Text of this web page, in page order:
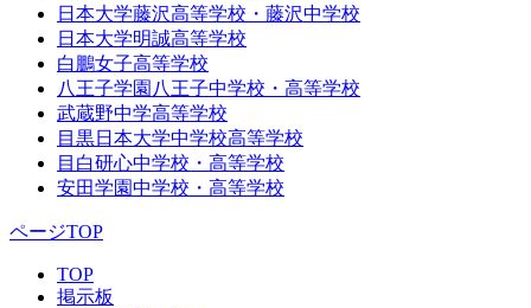
日本大学藤沢高等学校・藤沢中学校
日本大学明誠高等学校
白鵬女子高等学校
八王子学園八王子中学校・高等学校
武蔵野中学高等学校
目黒日本大学中学校高等学校
目白研心中学校・高等学校
安田学園中学校・高等学校
ページTOP
TOP
掲示板